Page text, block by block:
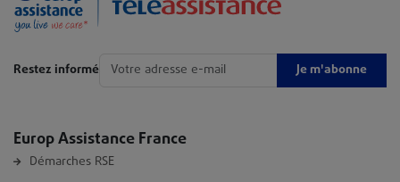
Restez informé Je m'abonne
Europ Assistance France
Démarches RSE